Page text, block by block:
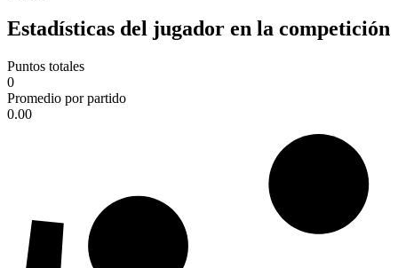
Estadísticas del jugador en la competición
Puntos totales
0
Promedio por partido
0.00